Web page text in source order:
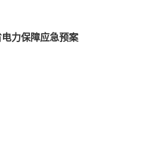
力保障应急预案